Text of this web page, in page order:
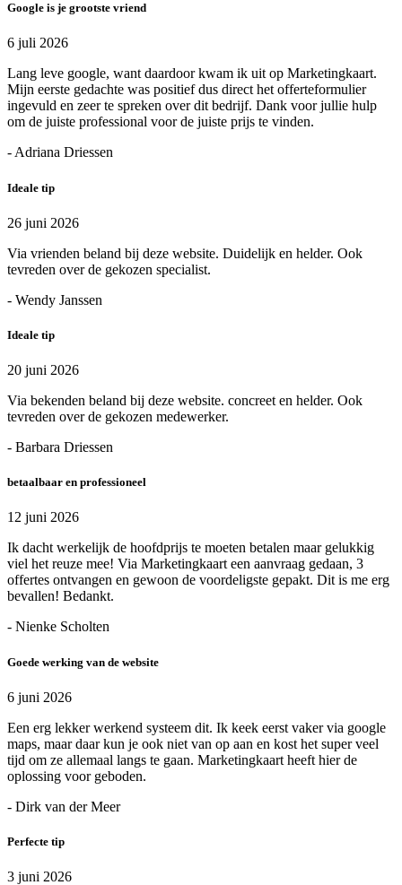
Google is je grootste vriend
6 juli 2026
Lang leve google, want daardoor kwam ik uit op Marketingkaart.
Mijn eerste gedachte was positief dus direct het offerteformulier
ingevuld en zeer te spreken over dit bedrijf. Dank voor jullie hulp
om de juiste professional voor de juiste prijs te vinden.
- Adriana Driessen
Ideale tip
26 juni 2026
Via vrienden beland bij deze website. Duidelijk en helder. Ook
tevreden over de gekozen specialist.
- Wendy Janssen
Ideale tip
20 juni 2026
Via bekenden beland bij deze website. concreet en helder. Ook
tevreden over de gekozen medewerker.
- Barbara Driessen
betaalbaar en professioneel
12 juni 2026
Ik dacht werkelijk de hoofdprijs te moeten betalen maar gelukkig
viel het reuze mee! Via Marketingkaart een aanvraag gedaan, 3
offertes ontvangen en gewoon de voordeligste gepakt. Dit is me erg
bevallen! Bedankt.
- Nienke Scholten
Goede werking van de website
6 juni 2026
Een erg lekker werkend systeem dit. Ik keek eerst vaker via google
maps, maar daar kun je ook niet van op aan en kost het super veel
tijd om ze allemaal langs te gaan. Marketingkaart heeft hier de
oplossing voor geboden.
- Dirk van der Meer
Perfecte tip
3 juni 2026